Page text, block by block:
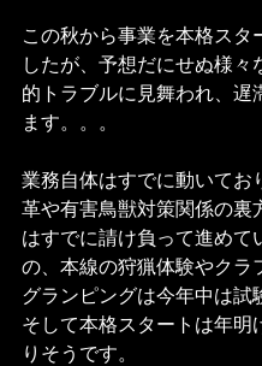
この秋から事業を本格スタ
したが、予想だにせぬ様々
的トラブルに見舞われ、遅
ます。。。
業務自体はすでに動いてお
革や有害鳥獣対策関係の裏
はすでに請け負って進めて
の、本線の狩猟体験やクラ
グランピングは今年中は試
そして本格スタートは年明
りそうです。